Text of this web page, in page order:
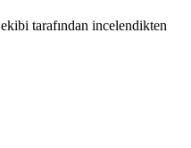
ekibi tarafından incelendikten